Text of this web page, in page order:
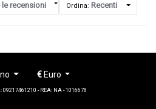
le recensioni Ordina: Recenti
€Euro
09217461210 - REA: NA - 1016678